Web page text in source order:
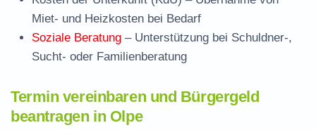
Miet- und Heizkosten bei Bedarf
Soziale Beratung – Unterstützung bei Schuldner-,
Sucht- oder Familienberatung
Termin vereinbaren und Bürgergeld
beantragen in Olpe